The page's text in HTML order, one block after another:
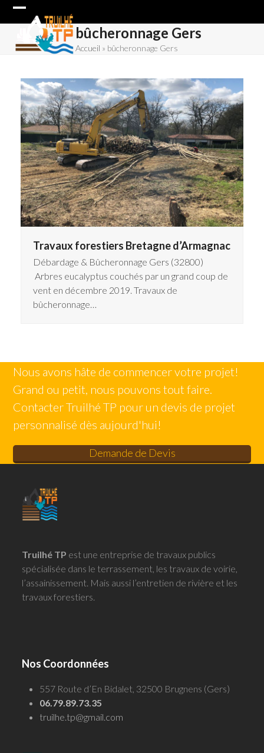
Skip
Open
mobile
Close
mobile
bûcheronnage Gers
Accueil » bûcheronnage Gers
Travaux forestiers Bretagne d’Armagnac
Débardage & Bûcheronnage Gers (32800)
Arbres eucalyptus couchés par un grand coup de
vent en décembre 2019. Travaux de
bûcheronnage…
Nous avons hâte de commencer votre projet!
Grand ou petit, nous pouvons tout faire.
Contacter Truilhé TP pour un devis de projet
personnalisé dès aujourd'hui!
Demande de Devis
Truilhé TP est une entreprise de travaux publics
spécialisée dans le terrassement, les travaux de voirie,
l’assainissement. Mais aussi l’entretien de rivière et les
travaux forestiers.
Nos Coordonnées
557 Route d’En Bidalet, 32500 Brugnens (Gers)
06.79.89.73.35
truilhe.tp@gmail.com